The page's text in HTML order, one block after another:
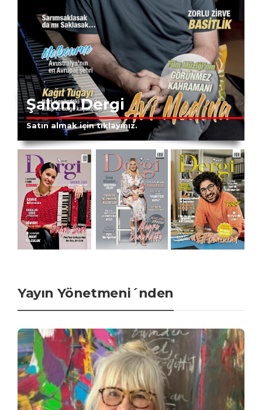
Şalom Dergi
Satın almak için tıklayınız.
Yayın Yönetmeni´nden